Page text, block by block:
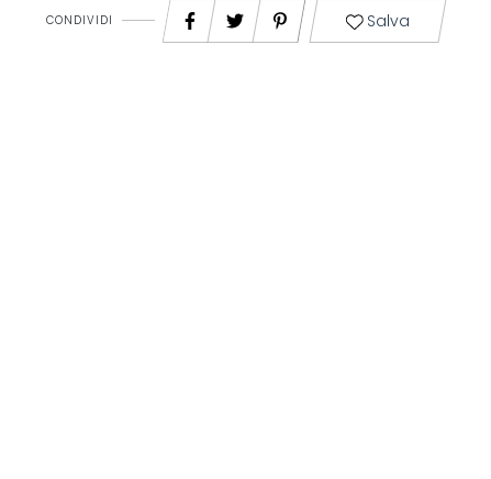
CONDIVIDI Salva